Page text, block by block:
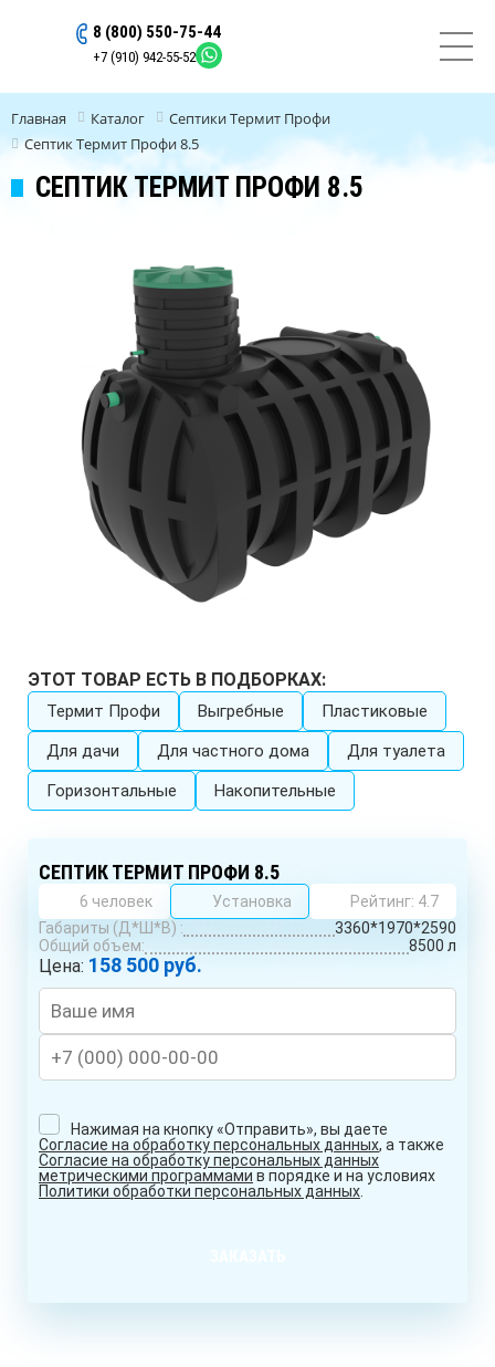
8 (800) 550-75-44
+7 (910) 942-55-52
Главная Каталог
Септики Термит Профи
Септик Термит Профи 8.5
СЕПТИК ТЕРМИТ ПРОФИ 8.5
ЭТОТ ТОВАР ЕСТЬ В ПОДБОРКАХ:
Термит Профи Выгребные
Пластиковые
Для дачи
Для частного дома
Для туалета
Горизонтальные
Накопительные
СЕПТИК ТЕРМИТ ПРОФИ 8.5
6 человек Установка
Рейтинг: 4.7
Габариты (Д*Ш*В) :
3360*1970*2590
Общий объем:
8500 л
Цена: 158 500 руб.
Нажимая на кнопку «Отправить», вы даете
Согласие на обработку персональных данных, а также
Согласие на обработку персональных данных
метрическими программами в порядке и на условиях
Политики обработки персональных данных